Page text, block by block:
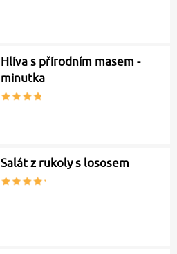
Hlíva s přírodním masem -
minutka
Salát z rukoly s lososem